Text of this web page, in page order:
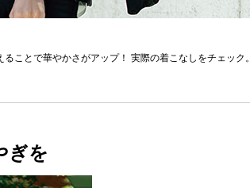
ことで華やかさがアップ！ 実際の着こなしをチェック。
ぎを